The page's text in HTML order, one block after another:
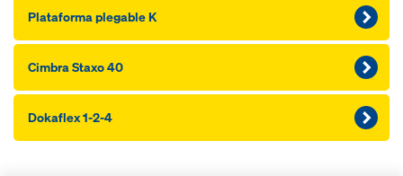
Plataforma plegable K
Cimbra Staxo 40
Dokaflex 1-2-4